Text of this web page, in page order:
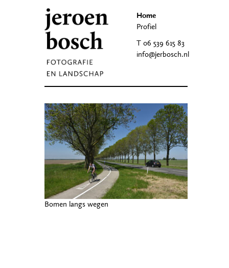
Home
Profiel
T 06 539 615 83
info@jerbosch.nl
Bomen langs wegen